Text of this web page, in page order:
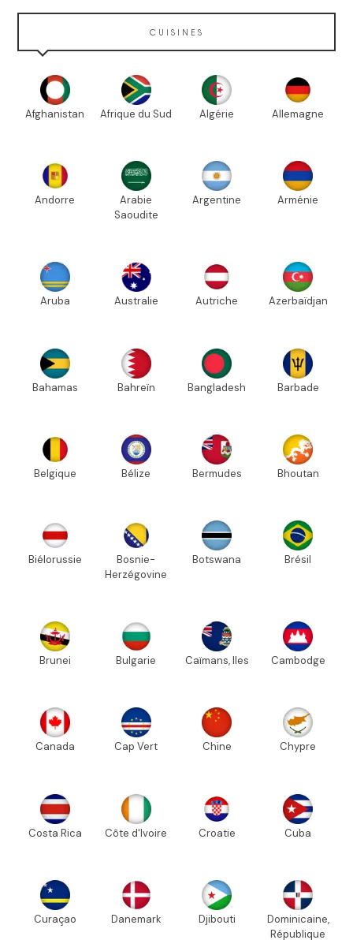
CUISINES
Afghanistan Afrique du Sud Algérie Allemagne
Andorre
Arabie
Saoudite
Argentine Arménie
Aruba Australie Autriche Azerbaïdjan
Bahamas Bahreïn Bangladesh Barbade
Belgique Bélize Bermudes Bhoutan
Biélorussie
Bosnie-
Herzégovine
Botswana Brésil
Brunei Bulgarie Caïmans, Iles Cambodge
Canada Cap Vert Chine Chypre
Costa Rica Côte d'Ivoire Croatie Cuba
Curaçao Danemark Djibouti
Dominicaine,
République